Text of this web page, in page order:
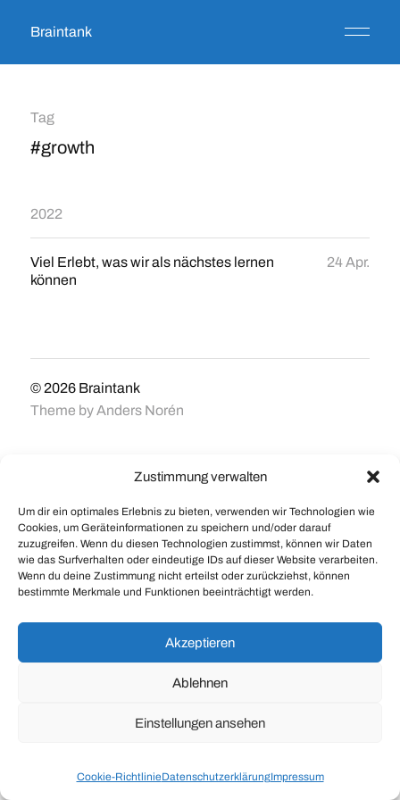
Zustimmung verwalten
Um dir ein optimales Erlebnis zu bieten, verwenden wir Technologien wie
Cookies, um Geräteinformationen zu speichern und/oder darauf
zuzugreifen. Wenn du diesen Technologien zustimmst, können wir Daten
wie das Surfverhalten oder eindeutige IDs auf dieser Website verarbeiten.
Wenn du deine Zustimmung nicht erteilst oder zurückziehst, können
bestimmte Merkmale und Funktionen beeinträchtigt werden.
Akzeptieren
Ablehnen
Einstellungen ansehen
Cookie-RichtlinieDatenschutzerklärungImpressum
Braintank
Tag
#growth
2022
Viel Erlebt, was wir als nächstes lernen
können
24 Apr.
© 2026 Braintank
Theme byAnders Norén